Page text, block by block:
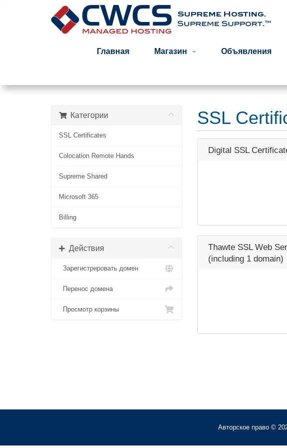
Главная Магазин Объявления
Категории
SSL Certificates
Colocation Remote Hands
Supreme Shared
Microsoft 365
Billing
Действия
Зарегистрировать домен
Перенос домена
Просмотр корзины
SSL
Digital SSL
Thawte SSL Web
(including 1 domain)
Авторское право ©